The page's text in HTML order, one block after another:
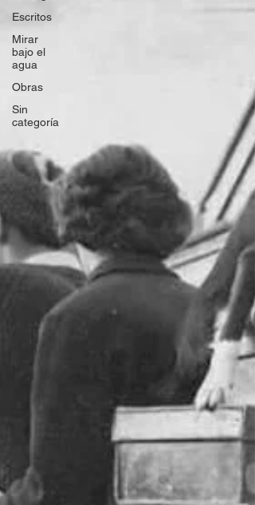
Escritos
Mirar
bajo el
agua
Obras
Sin
categoría